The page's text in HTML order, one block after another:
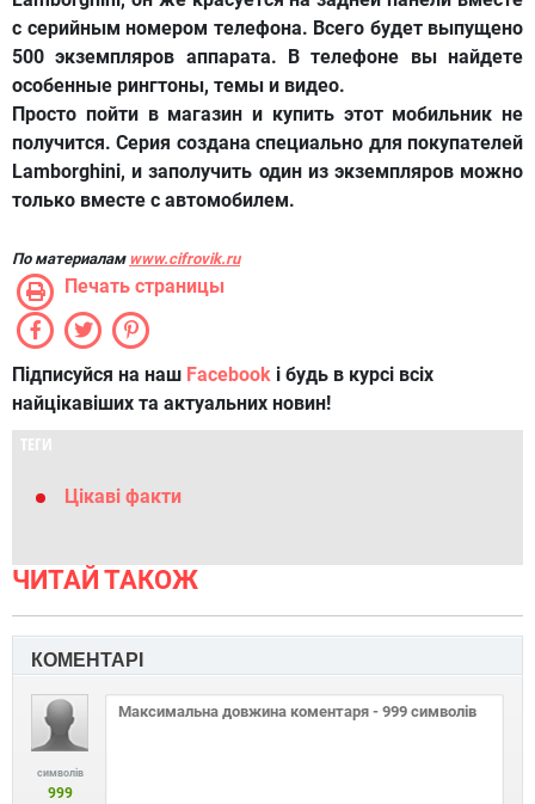
с серийным номером телефона. Всего будет выпущено
500 экземпляров аппарата. В телефоне вы найдете
особенные рингтоны, темы и видео.
Просто пойти в магазин и купить этот мобильник не
получится. Серия создана специально для покупателей
Lamborghini, и заполучить один из экземпляров можно
только вместе с автомобилем.
По материалам www.cifrovik.ru
Печать страницы
Підписуйся на наш Facebook і будь в курсі всіх
найцікавіших та актуальних новин!
ТЕГИ
Цікаві факти
ЧИТАЙ ТАКОЖ
КОМЕНТАРІ
символів
999